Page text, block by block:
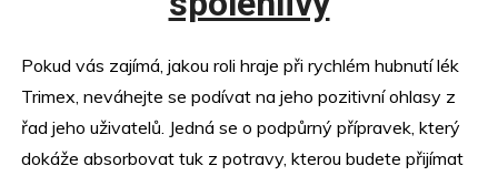
Pokud vás zajímá, jakou roli hraje při rychlém hubnutí lék
Trimex , neváhejte se podívat na jeho pozitivní ohlasy z
řad jeho uživatelů. Jedná se o podpůrný přípravek, který
dokáže absorbovat tuk z potravy, kterou budete přijímat